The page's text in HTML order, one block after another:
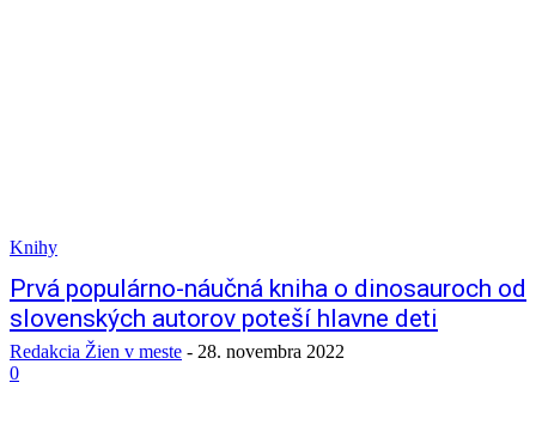
Knihy
Prvá populárno-náučná kniha o dinosauroch od
slovenských autorov poteší hlavne deti
Redakcia Žien v meste - 28. novembra 2022
0